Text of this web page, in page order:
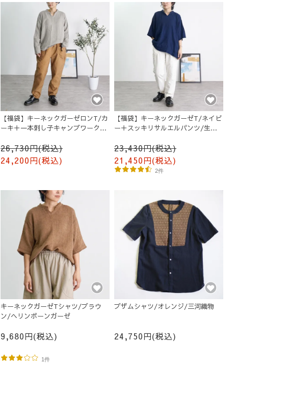
【福袋】キーネックガーゼロンT/カ
ーキ＋一本刺し子キャンプワークパ
26,730円(税込)
24,200円(税込)
【福袋】キーネックガーゼT/ネイビ
ー＋スッキリサルエルパンツ/生成
23,430円(税込)
21,450円(税込)
2件
キーネックガーゼTシャツ/ブラウ
ン/ヘリンボーンガーゼ
9,680円(税込)
1件
ブザムシャツ/オレンジ/三河織物
24,750円(税込)